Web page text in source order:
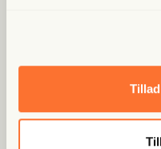
Jagten på svindleren
hul igennem til Youssef